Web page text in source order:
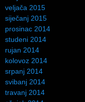
veljača 2015
siječanj 2015
prosinac 2014
studeni 2014
rujan 2014
kolovoz 2014
srpanj 2014
svibanj 2014
travanj 2014